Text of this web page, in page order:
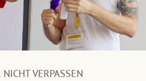
VERPASSEN